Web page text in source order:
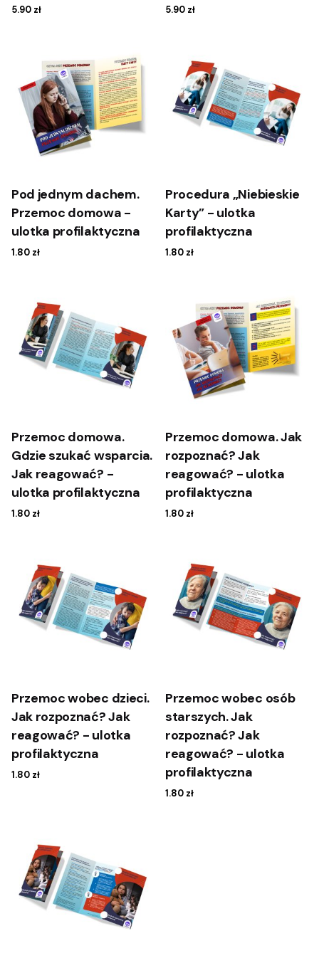
5.90 zł 5.90 zł
Pod jednym dachem.
Przemoc domowa -
ulotka profilaktyczna
1.80 zł
Procedura „Niebieskie
Karty” - ulotka
profilaktyczna
1.80 zł
Przemoc domowa.
Gdzie szukać wsparcia.
Jak reagować? -
ulotka profilaktyczna
1.80 zł
Przemoc domowa. Jak
rozpoznać? Jak
reagować? - ulotka
profilaktyczna
1.80 zł
Przemoc wobec dzieci.
Jak rozpoznać? Jak
reagować? - ulotka
profilaktyczna
1.80 zł
Przemoc wobec osób
starszych. Jak
rozpoznać? Jak
reagować? - ulotka
profilaktyczna
1.80 zł